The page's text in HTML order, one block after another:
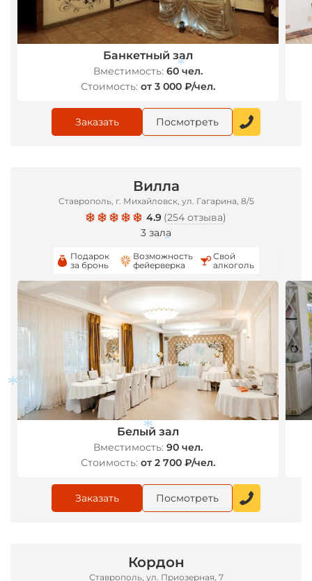
Банкетный зал
Вместимость: 60 чел.
Стоимость: от 3 000 ₽/чел.
Заказать Посмотреть
Вилла
Ставрополь, г. Михайловск, ул. Гагарина, 8/5
4.9 (254 отзыва)
3 зала
Подарок
за бронь
Возможность
фейерверка
Свой
алкоголь
Белый зал
Вместимость: 90 чел.
Стоимость: от 2 700 ₽/чел.
Заказать Посмотреть
Кордон
Ставрополь, ул. Приозерная, 7
*
*
*